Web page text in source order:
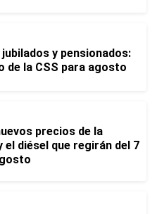
y pensionados:
de la CSS para agosto
precios de la
el diésel que regirán del 7